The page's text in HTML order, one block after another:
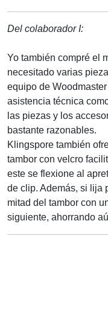
Del colaborador I:
Yo también compré el
necesitado varias
equipo de
asistencia técnica
las piezas y los
bastante razonables.
Klingspore también
tambor con velcro
este se flexione al
de clip. Además, si lija
mitad del tambor con
siguiente, ahorrando